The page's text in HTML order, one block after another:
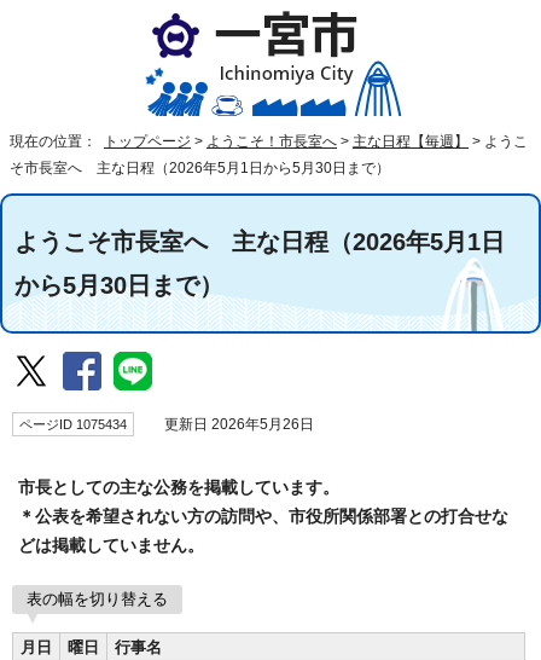
現在の位置： トップページ > ようこそ！市長室へ > 主な日程【毎週】 > ようこ
そ市長室へ 主な日程（2026年5月1日から5月30日まで）
ようこそ市長室へ 主な日程（2026年5月1日
から5月30日まで）
ページID 1075434 更新日 2026年5月26日
市長としての主な公務を掲載しています。
＊公表を希望されない方の訪問や、市役所関係部署との打合せな
どは掲載していません。
表の幅を切り替える
月日 曜日
行事名